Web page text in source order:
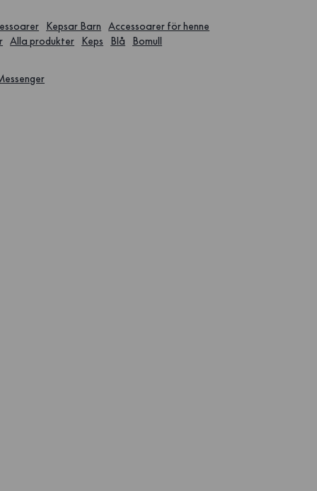
Kepsar Barn
Accessoarer för henne
Alla produkter Keps Blå Bomull